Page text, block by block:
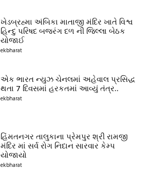
ખેડબ્રહ્મા અંબિકા માતાજી મંદિર ખાતે વિશ્વ
હિન્દુ પરિષદ બજરંગ દળ ની જિલ્લા બેઠક
યોજાઈ
ekbharat
એક ભારત ન્યુઝ ચેનલમાં અહેવાલ પ્રસિદ્ધ
થતા 7 દિવસમાં હરકતમાં આવ્યું તંત્ર..
ekbharat
હિંમતનગર તાલુકાના પ્રેમપુર શ્રી રામજી
મંદિર માં સર્વ રોગ નિદાન સારવાર કેમ્પ
યોજાયો
ekbharat